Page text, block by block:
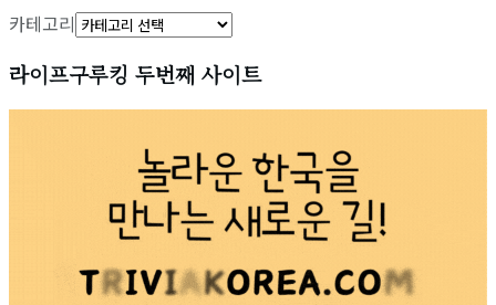
카테고리
라이프구루킹 두번째 사이트